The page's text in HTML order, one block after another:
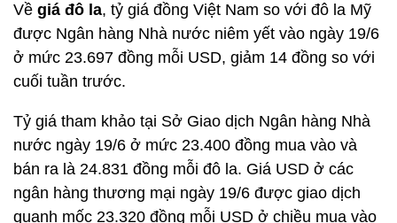
Về giá đô la, tỷ giá đồng Việt Nam so với đô la Mỹ
được Ngân hàng Nhà nước niêm yết vào ngày 19/6
ở mức 23.697 đồng mỗi USD, giảm 14 đồng so với
cuối tuần trước.
Tỷ giá tham khảo tại Sở Giao dịch Ngân hàng Nhà
nước ngày 19/6 ở mức 23.400 đồng mua vào và
bán ra là 24.831 đồng mỗi đô la. Giá USD ở các
ngân hàng thương mại ngày 19/6 được giao dịch
quanh mốc 23.320 đồng mỗi USD ở chiều mua vào